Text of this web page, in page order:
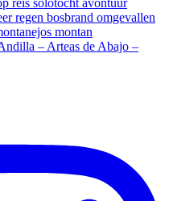
– Arteas de Abajo –